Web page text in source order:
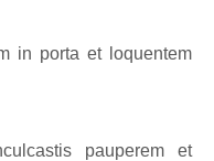
in porta et loquentem
pauperem et